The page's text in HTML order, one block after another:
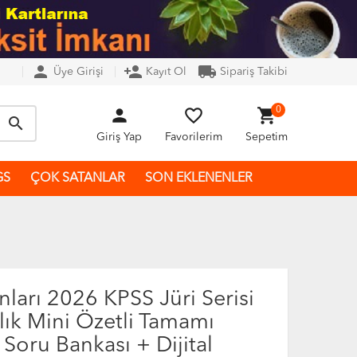
person Üye Girişi person_add Kayıt Ol local_shipping Sipariş Takibi
search person
Giriş Yap
favorite_border
Favorilerim
shopping_cart0
Sepetim
ÇOK SATANLAR SON EKLENENLER
2026 KPSS Jüri Serisi
Mini Özetli Tamamı
Bankası + Dijital